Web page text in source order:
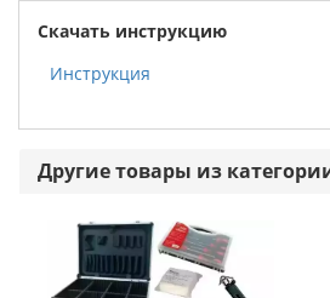
Скачать инструкцию
Инструкция
Другие товары из